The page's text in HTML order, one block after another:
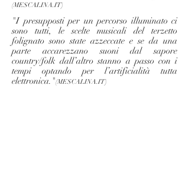
(MESCALINA.IT)
"I presupposti per un percorso illuminato ci
sono tutti, le scelte musicali del terzetto
folignato sono state azzeccate e se da una
parte accarezzano suoni dal sapore
country/folk dall’altro stanno a passo con i
tempi optando per l’artificialità tutta
elettronica."(MESCALINA.IT)